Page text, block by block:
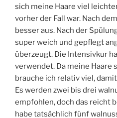
sich meine Haare viel
vorher der Fall war. Nach
besser aus. Nach der
super weich und gepflegt
überzeugt. Die Intensivkur
verwendet. Da meine Haare
brauche ich relativ viel,
Es werden zwei bis drei
empfohlen, doch das reicht
habe tatsächlich fünf